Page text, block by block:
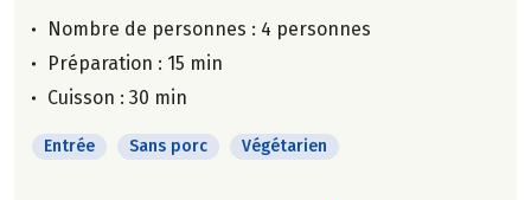
Nombre de personnes : 4 personnes
Préparation : 15 min
Cuisson : 30 min
Entrée Sans porc Végétarien